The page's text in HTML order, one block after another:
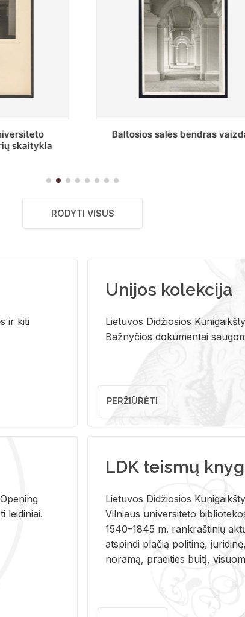
vaizdas
Stepono Batoro universiteto
RODYTI VISUS
ir kiti
Unijos kolekcija
Lietuvos Didžiosios
Bažnyčios dokumentai
PERŽIŪRĖTI
lei­di­niai.
LDK teismų
Lie­tu­vos Di­džio­sios
Vil­niaus uni­ver­si­te­to
1540–1845 m. rank­raš­ti­nių
at­spin­di pla­čią po­li­ti­nę,
no­ra­mą, pra­ei­ties bui­tį,